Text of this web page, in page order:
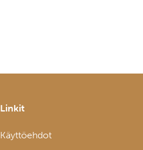
Linkit
Käyttöehdot